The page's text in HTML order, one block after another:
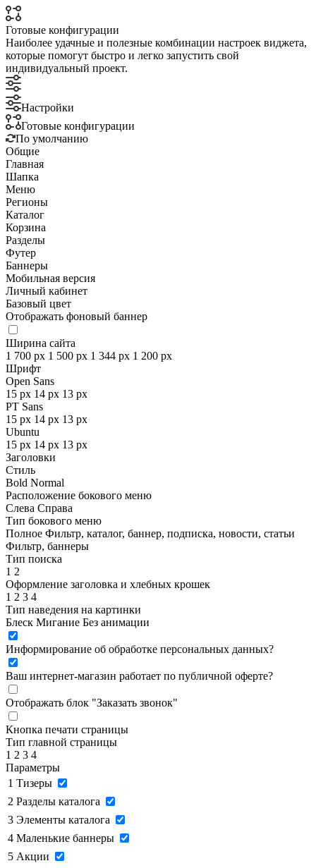
Готовые конфигурации
Наиболее удачные и полезные комбинации настроек виджета,
которые помогут быстро и легко запустить свой
индивидуальный проект.
Настройки
Готовые конфигурации
По умолчанию
Общие
Главная
Шапка
Меню
Регионы
Каталог
Корзина
Разделы
Футер
Баннеры
Мобильная версия
Личный кабинет
Базовый цвет
Отображать фоновый баннер
Ширина сайта
1 700 px 1 500 px 1 344 px 1 200 px
Шрифт
Open Sans
15 px 14 px 13 px
PT Sans
15 px 14 px 13 px
Ubuntu
15 px 14 px 13 px
Заголовки
Стиль
Bold Normal
Расположение бокового меню
Слева Справа
Тип бокового меню
Полное Фильтр, каталог, баннер, подписка, новости, статьи
Фильтр, баннеры
Тип поиска
1 2
Оформление заголовка и хлебных крошек
1 2 3 4
Тип наведения на картинки
Блеск Мигание Без анимации
Информирование об обработке персональных данных?
Ваш интернет-магазин работает по публичной оферте?
Отображать блок "Заказать звонок"
Кнопка печати страницы
Тип главной страницы
1 2 3 4
Параметры
1 Тизеры
2 Разделы каталога
3 Элементы каталога
4 Маленькие баннеры
5 Акции